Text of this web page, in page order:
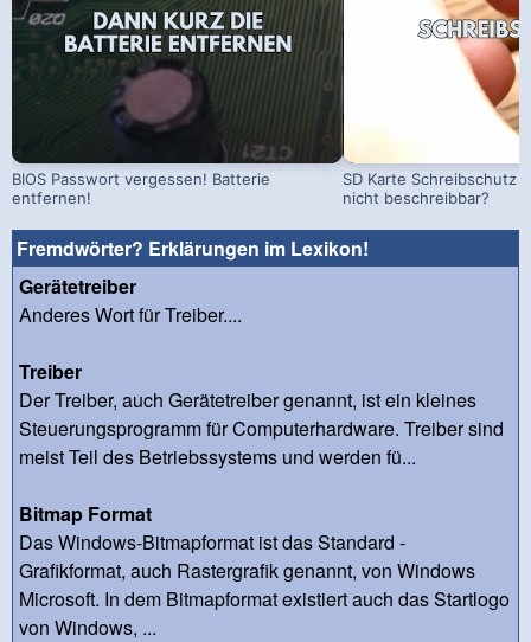
BIOS Passwort vergessen! Batterie
entfernen!
SD Karte Schreibschutz
nicht beschreibbar?
Fremdwörter? Erklärungen im Lexikon!
Gerätetreiber
Anderes Wort für Treiber....
Treiber
Der Treiber, auch Gerätetreiber genannt, ist ein kleines
Steuerungsprogramm für Computerhardware. Treiber sind
meist Teil des Betriebssystems und werden fü...
Bitmap Format
Das Windows-Bitmapformat ist das Standard -
Grafikformat, auch Rastergrafik genannt, von Windows
Microsoft. In dem Bitmapformat existiert auch das Startlogo
von Windows, ...